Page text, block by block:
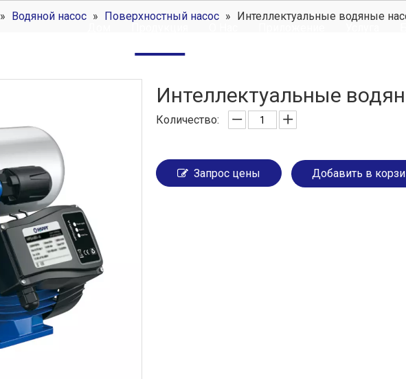
» Водяной насос » Поверхностный насос » Интеллектуальные водяные
Интеллектуальные
Количество:
Запрос цены Добавить в